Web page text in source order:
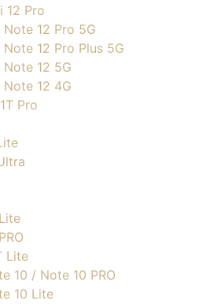
12 Pro
Note 12 Pro 5G
Note 12 Pro Plus 5G
Note 12 5G
Note 12 4G
Pro
Lite
10 / Note 10 PRO
10 Lite